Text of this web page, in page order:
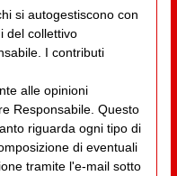
si autogestiscono con
del collettivo
I contributi
alle opinioni
Responsabile. Questo
riguarda ogni tipo di
di eventuali
tramite l'e-mail sotto